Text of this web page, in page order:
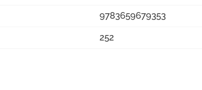
9783659679353
252